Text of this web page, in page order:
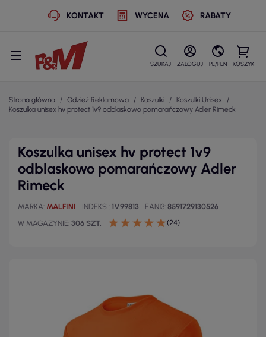
KONTAKT WYCENA RABATY
SZUKAJ ZALOGUJ PL/PLN KOSZYK
Strona główna Odzież Reklamowa Koszulki
Koszulki Unisex
Koszulka unisex hv protect 1v9 odblaskowo pomarańczowy Adler Rimeck
Koszulka unisex hv protect 1v9
odblaskowo pomarańczowy Adler
Rimeck
MARKA MALFINI INDEKS 1V99813 EAN13 8591729130526
W MAGAZYNIE 306 SZT. (24)